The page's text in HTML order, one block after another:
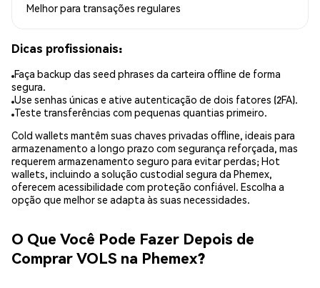
Melhor para transações regulares
Dicas profissionais:
Faça backup das seed phrases da carteira offline de forma
segura.
Use senhas únicas e ative autenticação de dois fatores (2FA).
Teste transferências com pequenas quantias primeiro.
Cold wallets mantêm suas chaves privadas offline, ideais para
armazenamento a longo prazo com segurança reforçada, mas
requerem armazenamento seguro para evitar perdas; Hot
wallets, incluindo a solução custodial segura da Phemex,
oferecem acessibilidade com proteção confiável. Escolha a
opção que melhor se adapta às suas necessidades.
O Que Você Pode Fazer Depois de
Comprar VOLS na Phemex?